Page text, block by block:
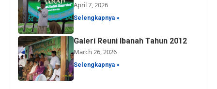
April 7, 2026
Selengkapnya »
Galeri Reuni Ibanah Tahun 2012
March 26, 2026
Selengkapnya »